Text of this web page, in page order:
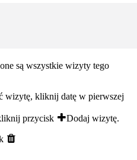
są wszystkie wizyty tego
wizytę, kliknij datę w pierwszej
przycisk
Dodaj wizytę.